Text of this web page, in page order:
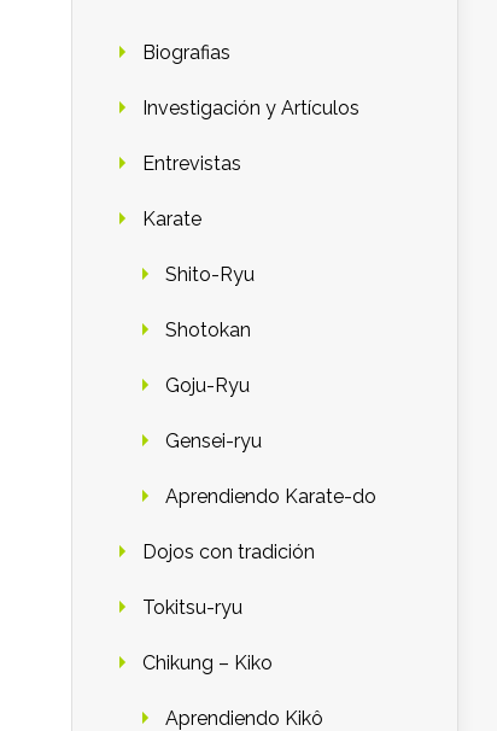
Biografias
Investigación y Artículos
Entrevistas
Karate
Shito-Ryu
Shotokan
Goju-Ryu
Gensei-ryu
Aprendiendo Karate-do
Dojos con tradición
Tokitsu-ryu
Chikung – Kiko
Aprendiendo Kikô